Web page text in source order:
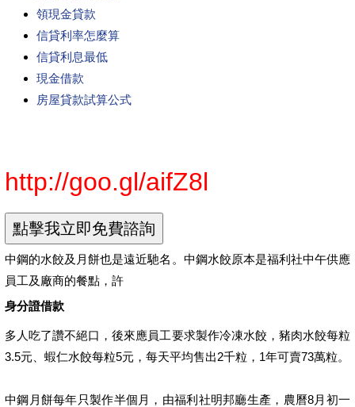
領現金貸款
信貸利率怎麼算
信貸利息最低
現金借款
房屋貸款試算公式
http://goo.gl/aifZ8l
中鋼的水餃及月餅也是遠近馳名。中鋼水餃原本是福利社中午供應
員工及廠商的餐點，許
身分證借款
多人吃了讚不絕口，後來應員工要求製作冷凍水餃，豬肉水餃每粒
3.5元、蝦仁水餃每粒5元，每天平均售出2千粒，1年可賣73萬粒。
中鋼月餅每年只製作半個月，由福利社明邦廳生產，農曆8月初一